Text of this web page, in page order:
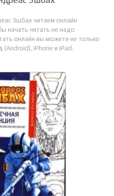
Эшбах читаем онлайн
начать читать не надо
онлайн вы можете не только
(Android), iPhone и iPad.